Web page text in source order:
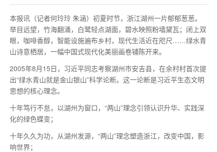
本报讯（记者何玲玲 朱涵）初夏时节，浙江湖州一片郁郁葱葱。
举目远望，竹海翻涌，白鹭轻点湖面，碧水映照粉墙黛瓦；闭上双
眼，咖啡香醇，智能设施遍布乡村，现代生活近在咫尺……绿水青
山诗意栖居，一幅中国式现代化美丽画卷铺陈开来。
2005年8月15日，习近平同志考察湖州市安吉县，在余村村首次提
出“绿水青山就是金山银山”科学论断。这一论断是习近平生态文明
思想的核心理念。
十年笃行不怠，以湖州为窗口，“两山”理念引领认识升华、实践深
化的绿色蝶变；
十年久久为功，从湖州发源，“两山”理念塑造浙江，改变中国，影
响世界；